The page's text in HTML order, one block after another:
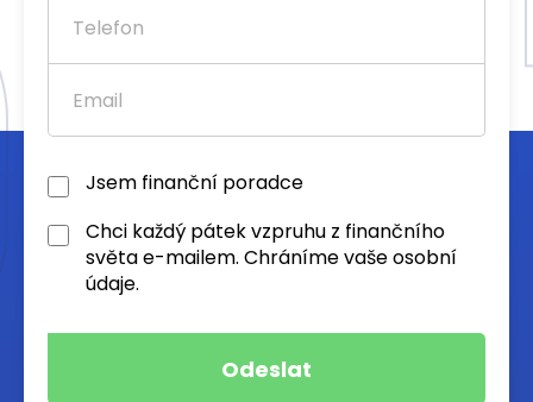
Jsem finanční poradce
Chci každý pátek vzpruhu z finančního
světa e-mailem. Chráníme vaše osobní
údaje.